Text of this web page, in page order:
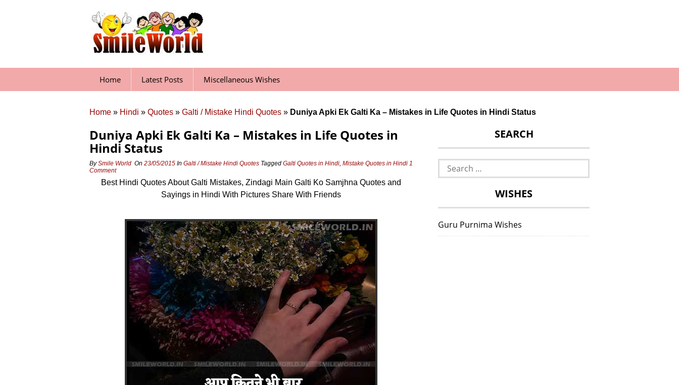
Home Latest Posts Miscellaneous Wishes
Home » Hindi » Quotes » Galti / Mistake Hindi Quotes » Duniya Apki Ek Galti Ka – Mistakes in Life Quotes in Hindi Status
Duniya Apki Ek Galti Ka – Mistakes in Life Quotes in
Hindi Status
BySmile World On 23/05/2015 In Galti / Mistake Hindi Quotes Tagged Galti Quotes in Hindi, Mistake Quotes in Hindi 1
Comment
Best Hindi Quotes About Galti Mistakes, Zindagi Main Galti Ko Samjhna Quotes and
Sayings in Hindi With Pictures Share With Friends
SEARCH
Search
for:
WISHES
Guru Purnima Wishes